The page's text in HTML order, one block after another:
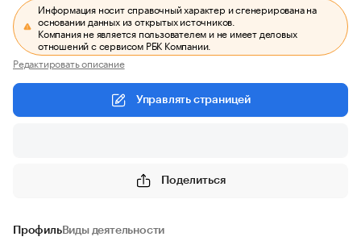
Информация носит справочный характер и сгенерирована на
основании данных из открытых источников.
Компания не является пользователем и не имеет деловых
отношений с сервисом РБК Компании.
Редактировать описание
Управлять страницей
Поделиться
ПрофильВиды деятельности